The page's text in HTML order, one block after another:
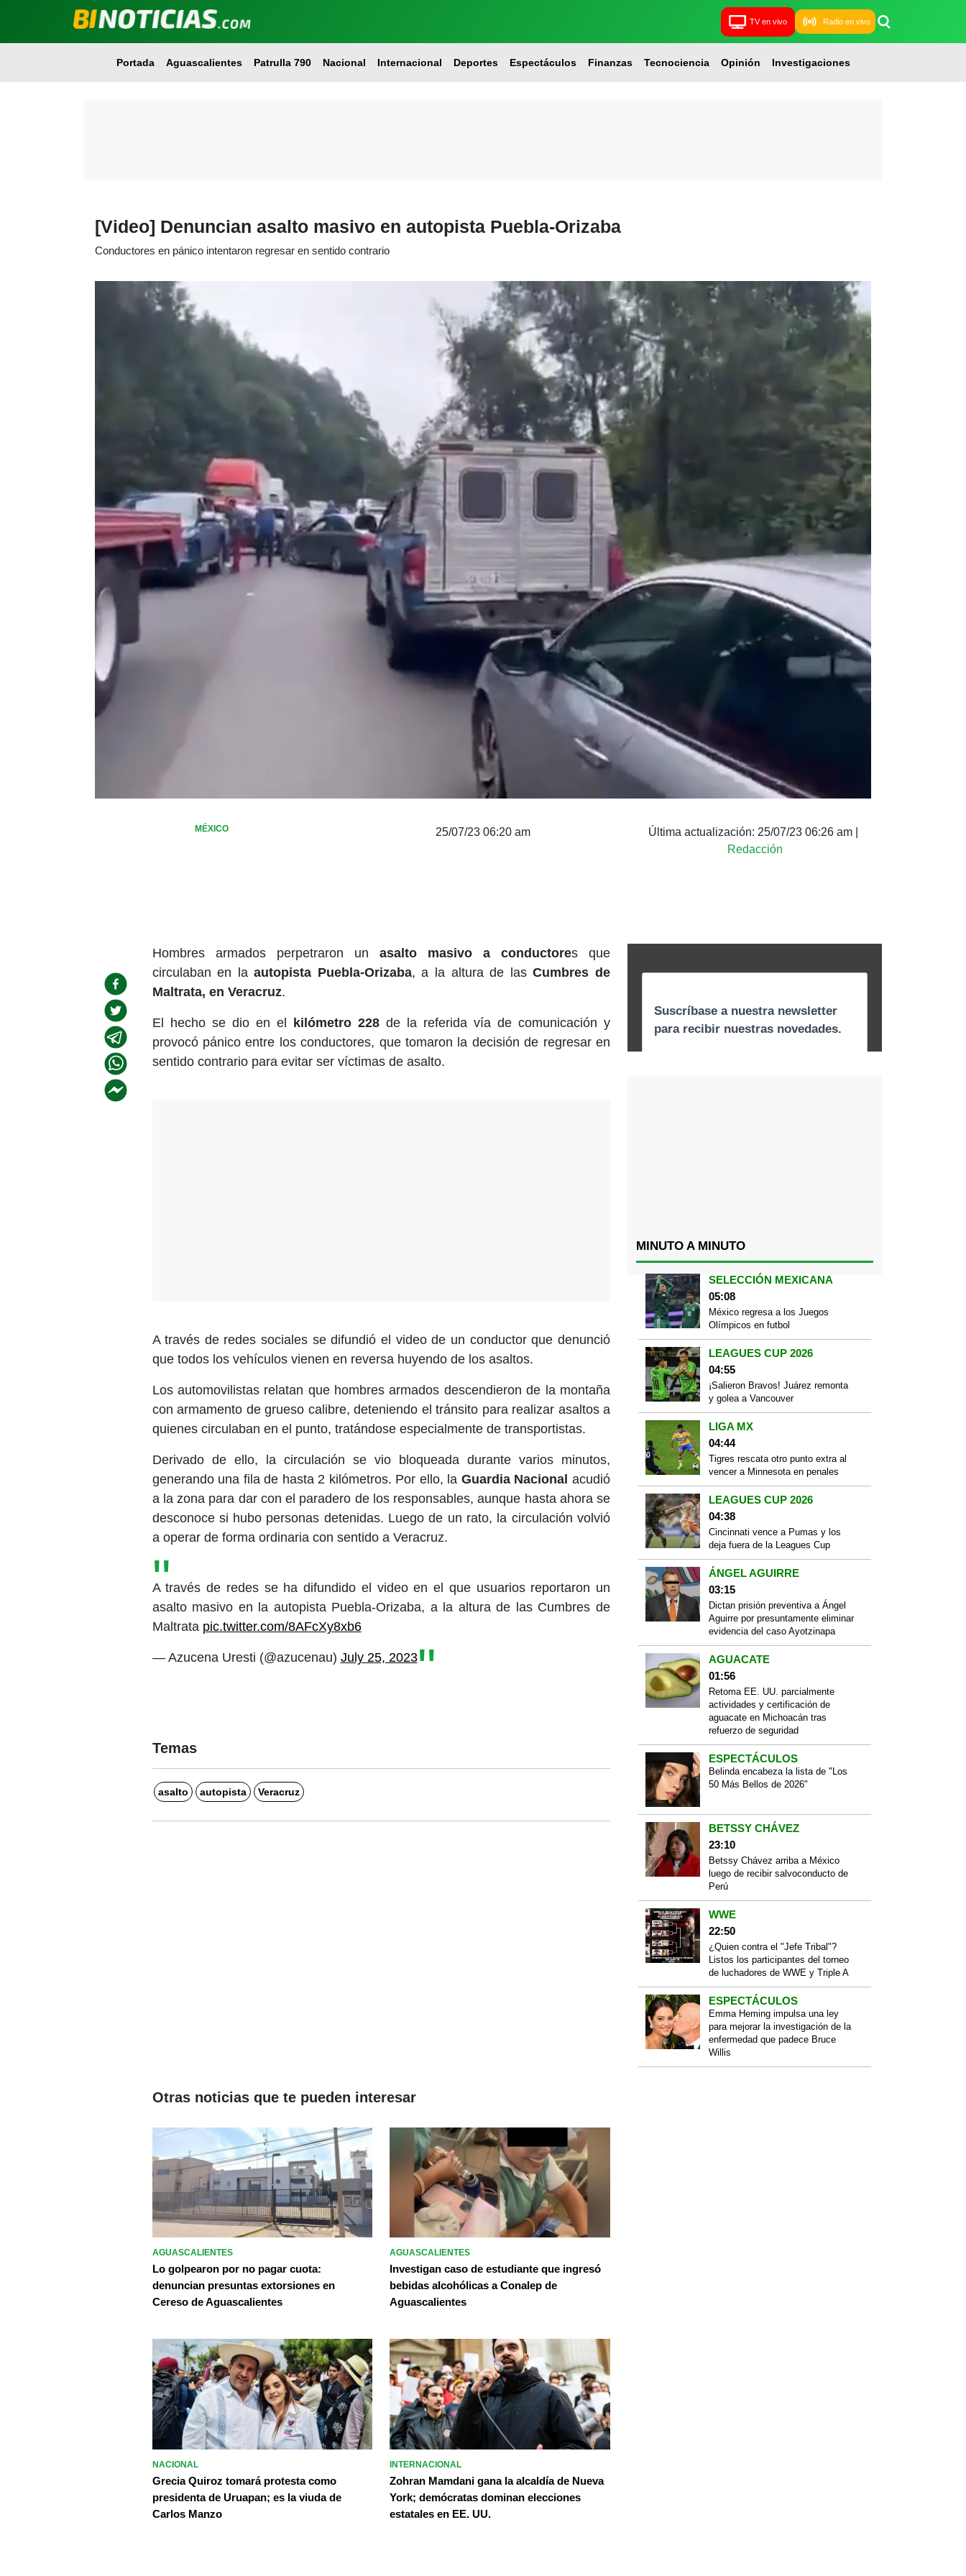
TV en vivo Radio en vivo
Portada Aguascalientes Patrulla 790 Nacional Internacional Deportes Espectáculos Finanzas Tecnociencia Opinión Investigaciones
[Video] Denuncian asalto masivo en autopista Puebla-Orizaba
Conductores en pánico intentaron regresar en sentido contrario
MÉXICO 25/07/23 06:20 am Última actualización: 25/07/23 06:26 am
Redacción
Hombres armados perpetraron un asalto masivo a conductores que
circulaban en laautopista Puebla-Orizaba, a la altura de lasCumbres de
Maltrata, en Veracruz.
El hecho se dio en el kilómetro 228de la referida vía de comunicación y
provocó pánico entre los conductores, que tomaron la decisión de regresar en
sentido contrario para evitar ser víctimas de asalto.
A través de redes sociales se difundió el video de un conductor que denunció
que todos los vehículos vienen en reversa huyendo de los asaltos.
Los automovilistas relatan que hombres armados descendieron de la montaña
con armamento de grueso calibre, deteniendo el tránsito para realizar asaltos a
quienes circulaban en el punto, tratándose especialmente de transportistas.
Derivado de ello, la circulación se vio bloqueada durante varios minutos,
generando una fila de hasta 2 kilómetros. Por ello, la Guardia Nacional acudió
a la zona para dar con el paradero de los responsables, aunque hasta ahora se
desconoce si hubo personas detenidas. Luego de un rato, la circulación volvió
a operar de forma ordinaria con sentido a Veracruz.
A través de redes se ha difundido el video en el que usuarios reportaron un
asalto masivo en la autopista Puebla-Orizaba, a la altura de las Cumbres de
Maltrata pic.twitter.com/8AFcXy8xb6
— Azucena Uresti (@azucenau) July 25, 2023
Temas
asalto autopista Veracruz
MINUTO A MINUTO
SELECCIÓN MEXICANA
05:08
México regresa a los Juegos
Olímpicos en futbol
LEAGUES CUP 2026
04:55
¡Salieron Bravos! Juárez remonta
y golea a Vancouver
LIGA MX
04:44
Tigres rescata otro punto extra al
vencer a Minnesota en penales
LEAGUES CUP 2026
04:38
Cincinnati vence a Pumas y los
deja fuera de la Leagues Cup
ÁNGEL AGUIRRE
03:15
Dictan prisión preventiva a Ángel
Aguirre por presuntamente eliminar
evidencia del caso Ayotzinapa
AGUACATE
01:56
Retoma EE. UU. parcialmente
actividades y certificación de
aguacate en Michoacán tras
refuerzo de seguridad
ESPECTÁCULOS
Belinda encabeza la lista de "Los
50 Más Bellos de 2026"
BETSSY CHÁVEZ
23:10
Betssy Chávez arriba a México
luego de recibir salvoconducto de
Perú
WWE
22:50
¿Quien contra el "Jefe Tribal"?
Listos los participantes del torneo
de luchadores de WWE y Triple A
ESPECTÁCULOS
Emma Heming impulsa una ley
para mejorar la investigación de la
enfermedad que padece Bruce
Willis
Otras noticias que te pueden interesar
AGUASCALIENTES
Lo golpearon por no pagar cuota:
denuncian presuntas extorsiones en
Cereso de Aguascalientes
AGUASCALIENTES
Investigan caso de estudiante que ingresó
bebidas alcohólicas a Conalep de
Aguascalientes
NACIONAL
Grecia Quiroz tomará protesta como
presidenta de Uruapan; es la viuda de
Carlos Manzo
INTERNACIONAL
Zohran Mamdani gana la alcaldía de Nueva
York; demócratas dominan elecciones
estatales en EE. UU.